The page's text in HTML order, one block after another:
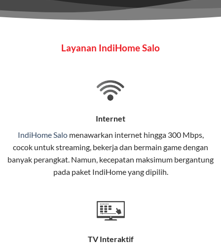
maupun individu yang membutuhkan konektivitas dan
hiburan berkualitas tinggi.
pengguna rumah dan bisnis.
stabil, dan memiliki berbagai pilihan paket IndiHome
Selain internet, layanan IndiHome juga mencakup TV
interaktif (IndiHome TV) dan telepon rumah dalam
satu paket.
Teknologi di Balik WiFi IndiHome
Wifi IndiHome menggunakan teknologi Fiber To The
menggunakan kabel serat optik hingga ke rumah
Layanan IndiHome Salo
Internet
IndiHome Salomenawarkan internethingga 300 Mbps,
cocok untuk streaming, bekerja dan bermain game dengan
banyak perangkat. Namun, kecepatan maksimum bergantung
pada paket IndiHome yang dipilih.
TV Interaktif